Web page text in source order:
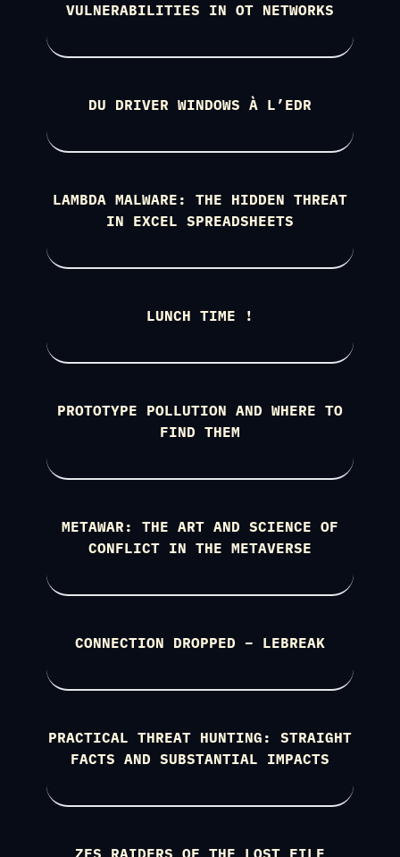
VULNERABILITIES IN OT NETWORKS
DU DRIVER WINDOWS À L’EDR
LAMBDA MALWARE: THE HIDDEN THREAT
IN EXCEL SPREADSHEETS
LUNCH TIME !
PROTOTYPE POLLUTION AND WHERE TO
FIND THEM
METAWAR: THE ART AND SCIENCE OF
CONFLICT IN THE METAVERSE
CONNECTION DROPPED – LEBREAK
PRACTICAL THREAT HUNTING: STRAIGHT
FACTS AND SUBSTANTIAL IMPACTS
ZFS RAIDERS OF THE LOST FILE